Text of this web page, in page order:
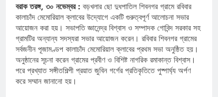
বরাক তরঙ্গ, ৩০ নভেম্বর : বড়খলার ছো দুধপাতিল শিবনগর গ্রামে রবিবার
কালাচাঁদ মেমোরিয়াল ক্লাবের উদ্যোগে একটি গুরুত্বপূর্ণ আলোচনা সভার
আয়োজন করা হয়। সভাপতি জ্ঞানেন্দ্র বিশ্বাস ও সম্পাদক গোবিন্দ সরকার সহ
গ্রামটির অন্যান্য সদস্যরা সভার আয়োজন করেন। রবিবার শিবনগর গ্রামের
সর্বজনীন পূজামণ্ডপ কালাচাঁদ মেমোরিয়াল ক্লাবের প্রথম সভা অনুষ্ঠিত হয়।
অনুষ্ঠানের সূচনা করেন গ্রামের প্রবীণ ও বিশিষ্ট নাগরিক রমাকান্ত বিশ্বাস।
পরে প্রখ্যাত সঙ্গীতশিল্পী প্রয়াত জুবিন গর্গের প্রতিকৃতিতে পুষ্পার্ঘ্য অর্পণ
করে সম্মান জানানো হয়।